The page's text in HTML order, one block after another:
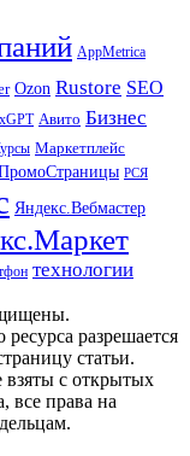
AppMetrica
Ozon Rustore SEO
Авито Бизнес
Маркетплейс
РСЯ
Яндекс.Вебмастер
технологии
разрешается
статьи.
взяты с открытых
все права на